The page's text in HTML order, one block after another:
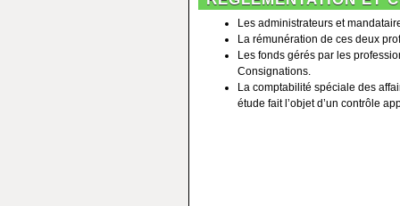
Les administrateurs et
La rémunération de ces deux
Les fonds gérés par les
Consignations.
La comptabilité spéciale des
étude fait l’objet d’un contrôle